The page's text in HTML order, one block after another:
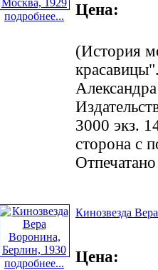
подробнее... Цена:
(История
3000 экз.
сторона с
подробнее...
Кинозвезда
Цена: